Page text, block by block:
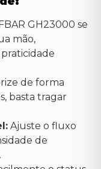
GH23000 se
mão,
de forma
basta tragar
Ajuste o fluxo
de